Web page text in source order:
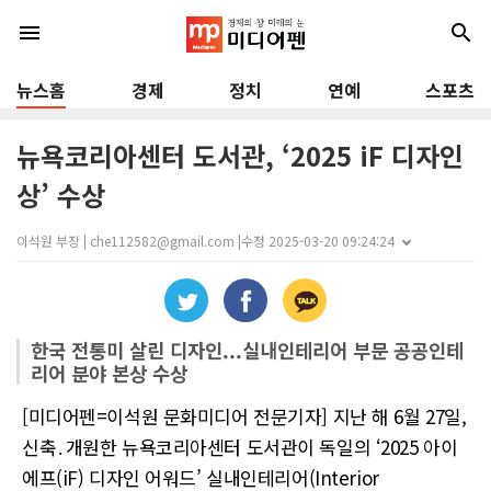
menu search
뉴스홈 경제 정치 연예 스포츠
뉴욕코리아센터 도서관, ‘2025 iF 디자인
상’ 수상
이석원 부장 | che112582@gmail.com |수정 2025-03-20 09:24:24
한국 전통미 살린 디자인...실내인테리어 부문 공공인테
리어 분야 본상 수상
[미디어펜=이석원 문화미디어 전문기자] 지난 해 6월 27일,
신축․개원한 뉴욕코리아센터 도서관이 독일의 ‘2025 아이
에프(iF) 디자인 어워드’ 실내인테리어(Interior